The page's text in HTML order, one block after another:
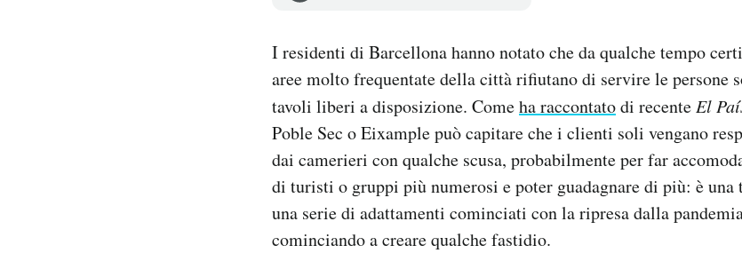
I residenti di Barcellona hanno notato che da qualche tempo
aree molto frequentate della città rifiutano di servire le persone
tavoli liberi a disposizione. Comeha raccontatodi recenteEl
Poble Sec o Eixample può capitare che i clienti soli vengano
dai camerieri con qualche scusa, probabilmente per far
di turisti o gruppi più numerosi e poter guadagnare di più: è una
una serie di adattamenti cominciati con la ripresa dalla
cominciando a creare qualche fastidio.